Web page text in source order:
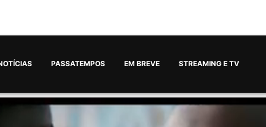
PASSATEMPOS EM BREVE STREAMING E TV